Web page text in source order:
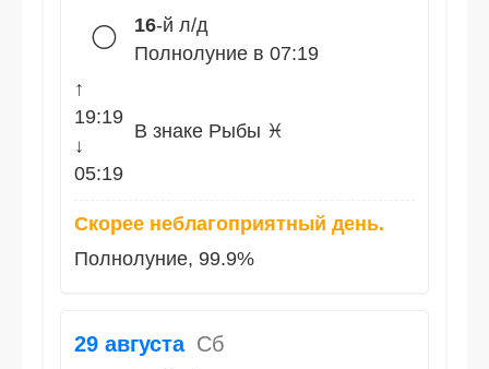
🌕 16-й л/д
Полнолуние в 07:19
↑
19:19
↓
05:19
В знаке Рыбы ♓
Скорее неблагоприятный день.
Полнолуние, 99.9%
29 августа Сб